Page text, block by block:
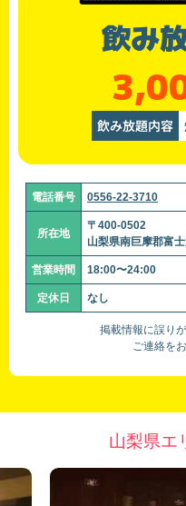
飲み
飲み放題内容
電話番号 0556-22-3710
所在地
〒400-0502
山梨県南巨摩郡富
営業時間 18:00〜24:00
定休日 なし
掲載情報に誤り
ご連絡を
山梨県エ